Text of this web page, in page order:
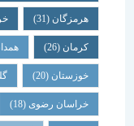
هرمزگان(31) خراسان
همدان
خوزستان(20) گلستان (20)
خراسان رضوی(18)